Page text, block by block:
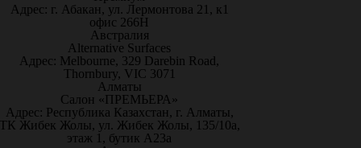
Адрес: г. Абакан, ул. Лермонтова 21, к1
офис 266Н
Австралия
Alternative Surfaces
Адрес: Melbourne, 329 Darebin Road,
Thornbury, VIC 3071
Алматы
Салон «ПРЕМЬЕРА»
Адрес: Республика Казахстан, г. Алматы,
Жибек Жолы, ул. Жибек Жолы, 135/10а,
этаж 1, бутик А23а